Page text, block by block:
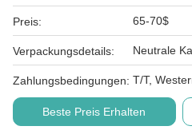
Preis: 65-70$
Verpackungsdetails: Neutrale
Zahlungsbedingungen: T/T,
Beste Preis Erhalten